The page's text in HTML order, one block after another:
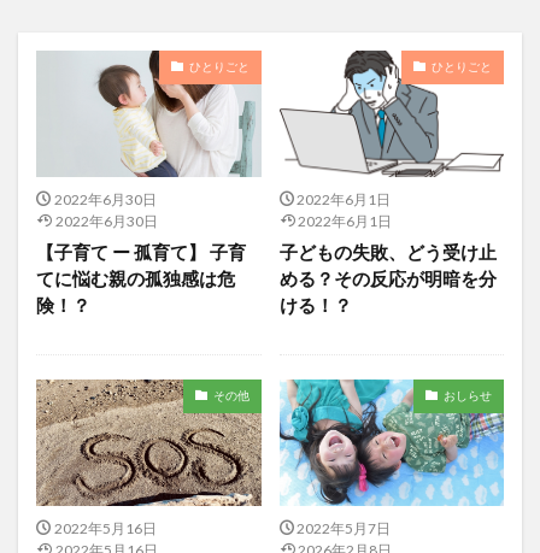
ひとりごと
2022年6月30日
2022年6月30日
【子育て ー 孤育て】 子育
てに悩む親の孤独感は危
険！？
ひとりごと
2022年6月1日
2022年6月1日
子どもの失敗、どう受け止
める？その反応が明暗を分
ける！？
その他
2022年5月16日
おしらせ
2022年5月7日